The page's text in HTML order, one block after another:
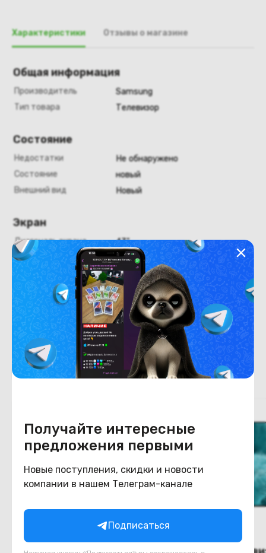
Получайте интересные
предложения первыми
Новые поступления, скидки и новости
компании в нашем Телеграм-канале
Подписаться
Характеристики Отзывы о магазине
Общая информация
Производитель
Samsung
Тип товара
Телевизор
Состояние
Недостатки
Не обнаружено
Состояние
новый
Внешний вид
Новый
Экран
Диагональ экрана 43"
Конструкция
Цвет тёмно-серый
Похожие товары